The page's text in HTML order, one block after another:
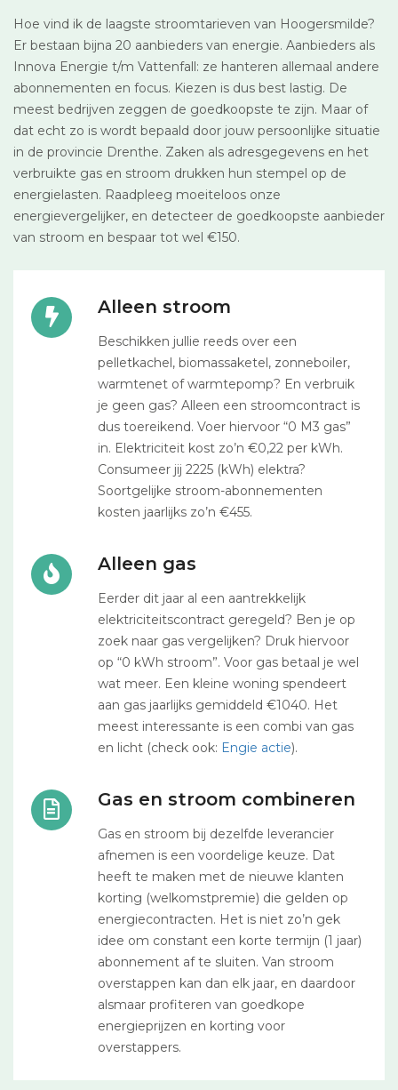
Hoe vind ik de laagste stroomtarieven van Hoogersmilde?
Er bestaan bijna 20 aanbieders van energie. Aanbieders als
Innova Energie t/m Vattenfall: ze hanteren allemaal andere
abonnementen en focus. Kiezen is dus best lastig. De
meest bedrijven zeggen de goedkoopste te zijn. Maar of
dat echt zo is wordt bepaald door jouw persoonlijke situatie
in de provincie Drenthe. Zaken als adresgegevens en het
verbruikte gas en stroom drukken hun stempel op de
energielasten. Raadpleeg moeiteloos onze
energievergelijker, en detecteer de goedkoopste aanbieder
van stroom en bespaar tot wel €150.
Alleen stroom
Beschikken jullie reeds over een
pelletkachel, biomassaketel, zonneboiler,
warmtenet of warmtepomp? En verbruik
je geen gas? Alleen een stroomcontract is
dus toereikend. Voer hiervoor “0 M3 gas”
in. Elektriciteit kost zo’n €0,22 per kWh.
Consumeer jij 2225 (kWh) elektra?
Soortgelijke stroom-abonnementen
kosten jaarlijks zo’n €455.
Alleen gas
Eerder dit jaar al een aantrekkelijk
elektriciteitscontract geregeld? Ben je op
zoek naar gas vergelijken? Druk hiervoor
op “0 kWh stroom”. Voor gas betaal je wel
wat meer. Een kleine woning spendeert
aan gas jaarlijks gemiddeld €1040. Het
meest interessante is een combi van gas
en licht (check ook: Engie actie).
Gas en stroom combineren
Gas en stroom bij dezelfde leverancier
afnemen is een voordelige keuze. Dat
heeft te maken met de nieuwe klanten
korting (welkomstpremie) die gelden op
energiecontracten. Het is niet zo’n gek
idee om constant een korte termijn (1 jaar)
abonnement af te sluiten. Van stroom
overstappen kan dan elk jaar, en daardoor
alsmaar profiteren van goedkope
energieprijzen en korting voor
overstappers.